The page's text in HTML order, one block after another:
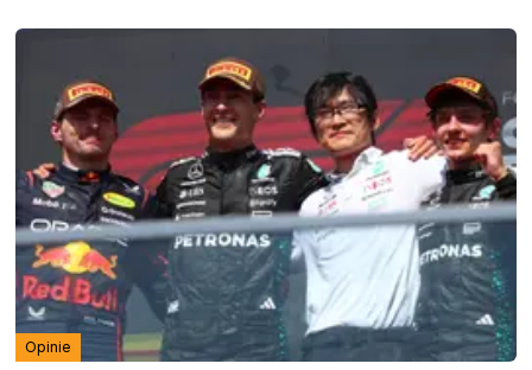
Opinie